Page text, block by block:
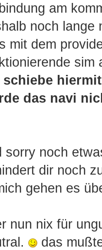
am
noch lange
mit dem
sim
schiebe
das navi
sorry noch
dir noch
gehen es
nun nix für
das